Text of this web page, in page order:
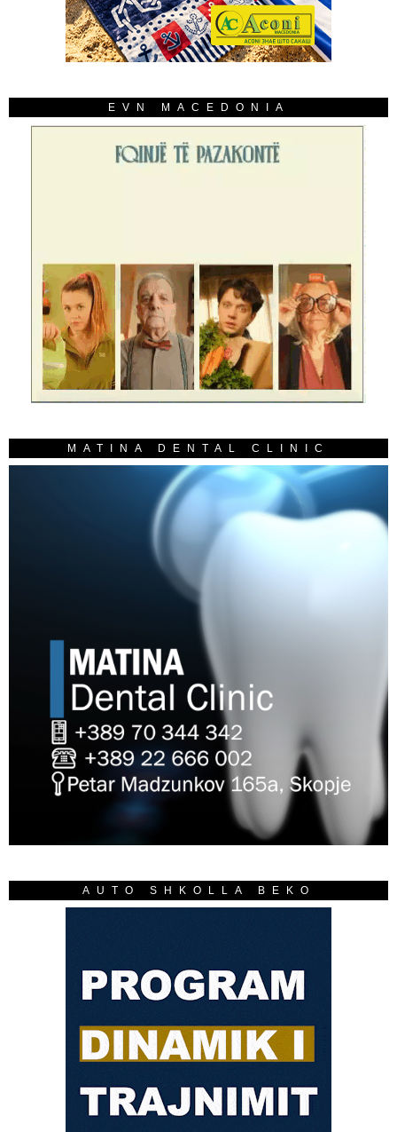
EVN MACEDONIA
MATINA DENTAL CLINIC
AUTO SHKOLLA BEKO